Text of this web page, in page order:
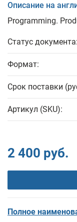
Описание на
Programming.
Статус документа:
Формат:
Срок поставки
Артикул (SKU):
2 400 руб.
Полное